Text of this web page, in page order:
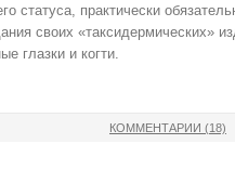
статуса, практически
своих «таксидермических»
глазки и когти.
КОММЕНТАРИИ (18)